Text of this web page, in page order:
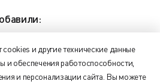
поиска адресатов по
вложениями при
и другие технические данные
и обеспечения работоспособности,
и персонализации сайта. Вы можете